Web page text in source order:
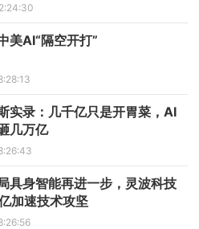
美AI“隔空开打”
实录：几千亿只是开胃菜，AI
几万亿
具身智能再进一步，灵波科技
加速技术攻坚